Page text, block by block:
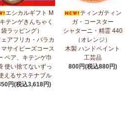
】アフリカンプライド～アッサム種タ
み茶葉～
ンザニア産カシューナッツ＜素焼き＞
香り高くコク深いまろやかな甘み～
ティ◇2026新柄 タンザニアより新入
生地～
ンの技×アフリカの色』
エシカルギフト M
テンゲきんちゃく
袋ラッピング）
ェアフリカ・バラカ
サイビーズコース
ペア、キテンゲ巾
使い捨てないずっ
えるサステナブル
円(税込3,618円)
ティンガティン
ガ・コースター
シャターニ・精霊 440
（オレンジ）
木製 ハンドペイント
工芸品
800円(税込880円)